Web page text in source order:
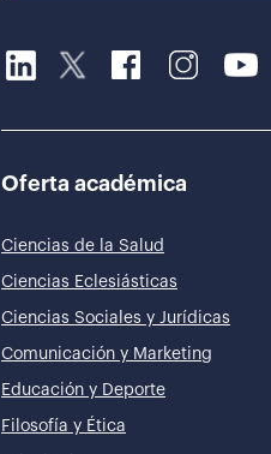
Oferta académica
Ciencias de la Salud
Ciencias Eclesiásticas
Ciencias Sociales y Jurídicas
Comunicación y Marketing
Educación y Deporte
Filosofía y Ética